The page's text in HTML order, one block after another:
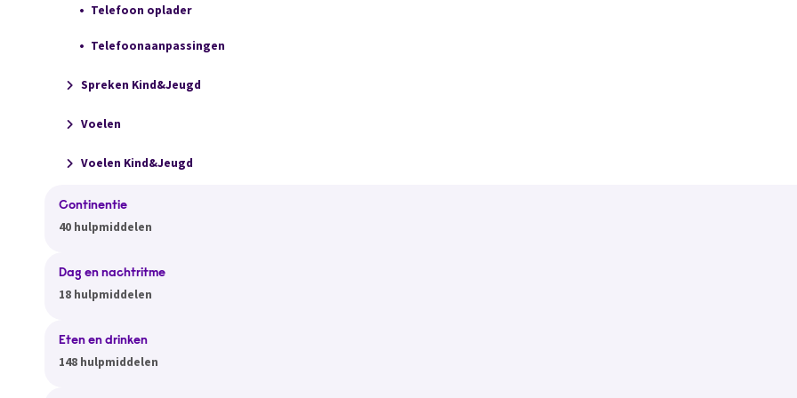
Telefoon oplader
Telefoonaanpassingen
Spreken Kind&Jeugd
Voelen
Voelen Kind&Jeugd
Continentie
40 hulpmiddelen
Dag en nachtritme
18 hulpmiddelen
Eten en drinken
148 hulpmiddelen